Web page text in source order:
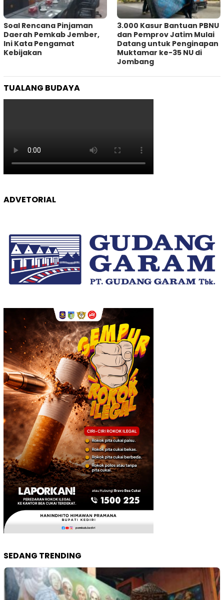
‎Soal Rencana Pinjaman
Daerah Pemkab Jember,
Ini Kata Pengamat
Kebijakan ‎
3.000 Kasur Bantuan PBNU
dan Pemprov Jatim Mulai
Datang untuk Penginapan
Muktamar ke-35 NU di
Jombang
TUALANG BUDAYA
ADVETORIAL
SEDANG TRENDING